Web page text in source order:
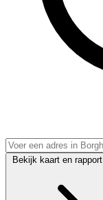
Bekijk kaart en rapport